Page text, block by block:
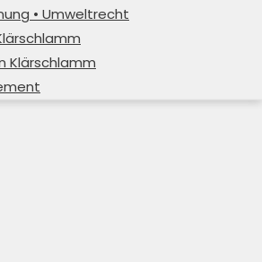
• Umweltrecht
Klärschlamm